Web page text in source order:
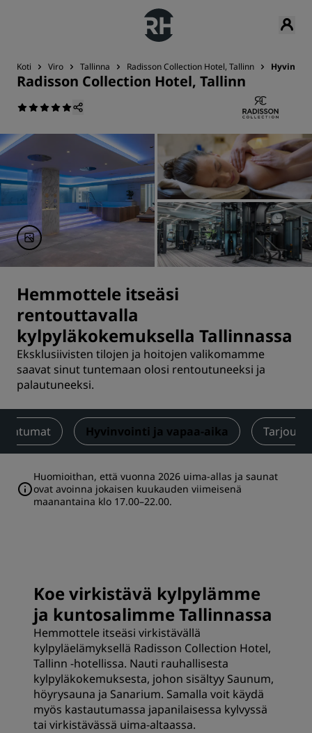
Koti Viro Tallinna Radisson Collection Hotel, Tallinn
Radisson Collection Hotel, Tallinn
Hemmottele itseäsi
rentouttavalla
kylpyläkokemuksella Tallinnassa
Eksklusiivisten tilojen ja hoitojen valikomamme
saavat sinut tuntemaan olosi rentoutuneeksi ja
palautuneeksi.
Hyvinvointi ja vapaa-aika
Huomioithan, että vuonna 2026 uima-allas ja saunat
ovat avoinna jokaisen kuukauden viimeisenä
maanantaina klo 17.00–22.00.
Koe virkistävä kylpylämme
ja kuntosalimme Tallinnassa
Hemmottele itseäsi virkistävällä
kylpyläelämyksellä Radisson Collection Hotel,
Tallinn -hotellissa. Nauti rauhallisesta
kylpyläkokemuksesta, johon sisältyy Saunum,
höyrysauna ja Sanarium. Samalla voit käydä
myös kastautumassa japanilaisessa kylvyssä
tai virkistävässä uima-altaassa.